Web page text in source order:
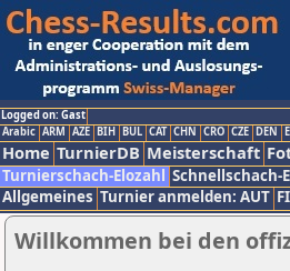
Logged on: Gast
Arabic ARM AZE BIH BUL CAT CHN CRO CZE DEN
Home TurnierDB Meisterschaft
Turnierschach-Elozahl Schnellschach-
Allgemeines Turnier anmelden: AUT
Willkommen bei den